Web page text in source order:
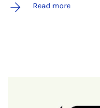
Read more